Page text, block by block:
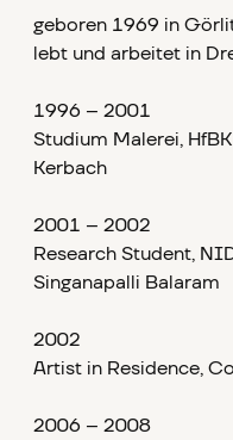
geboren 1969 in
lebt und arbeitet in
1996 – 2001
Studium Malerei,
Kerbach
2001 – 2002
Research Student,
Singanapalli Balaram
2002
Artist in Residence,
2006 – 2008